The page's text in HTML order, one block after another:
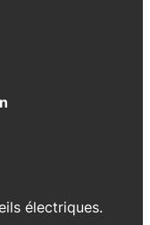
électriques.